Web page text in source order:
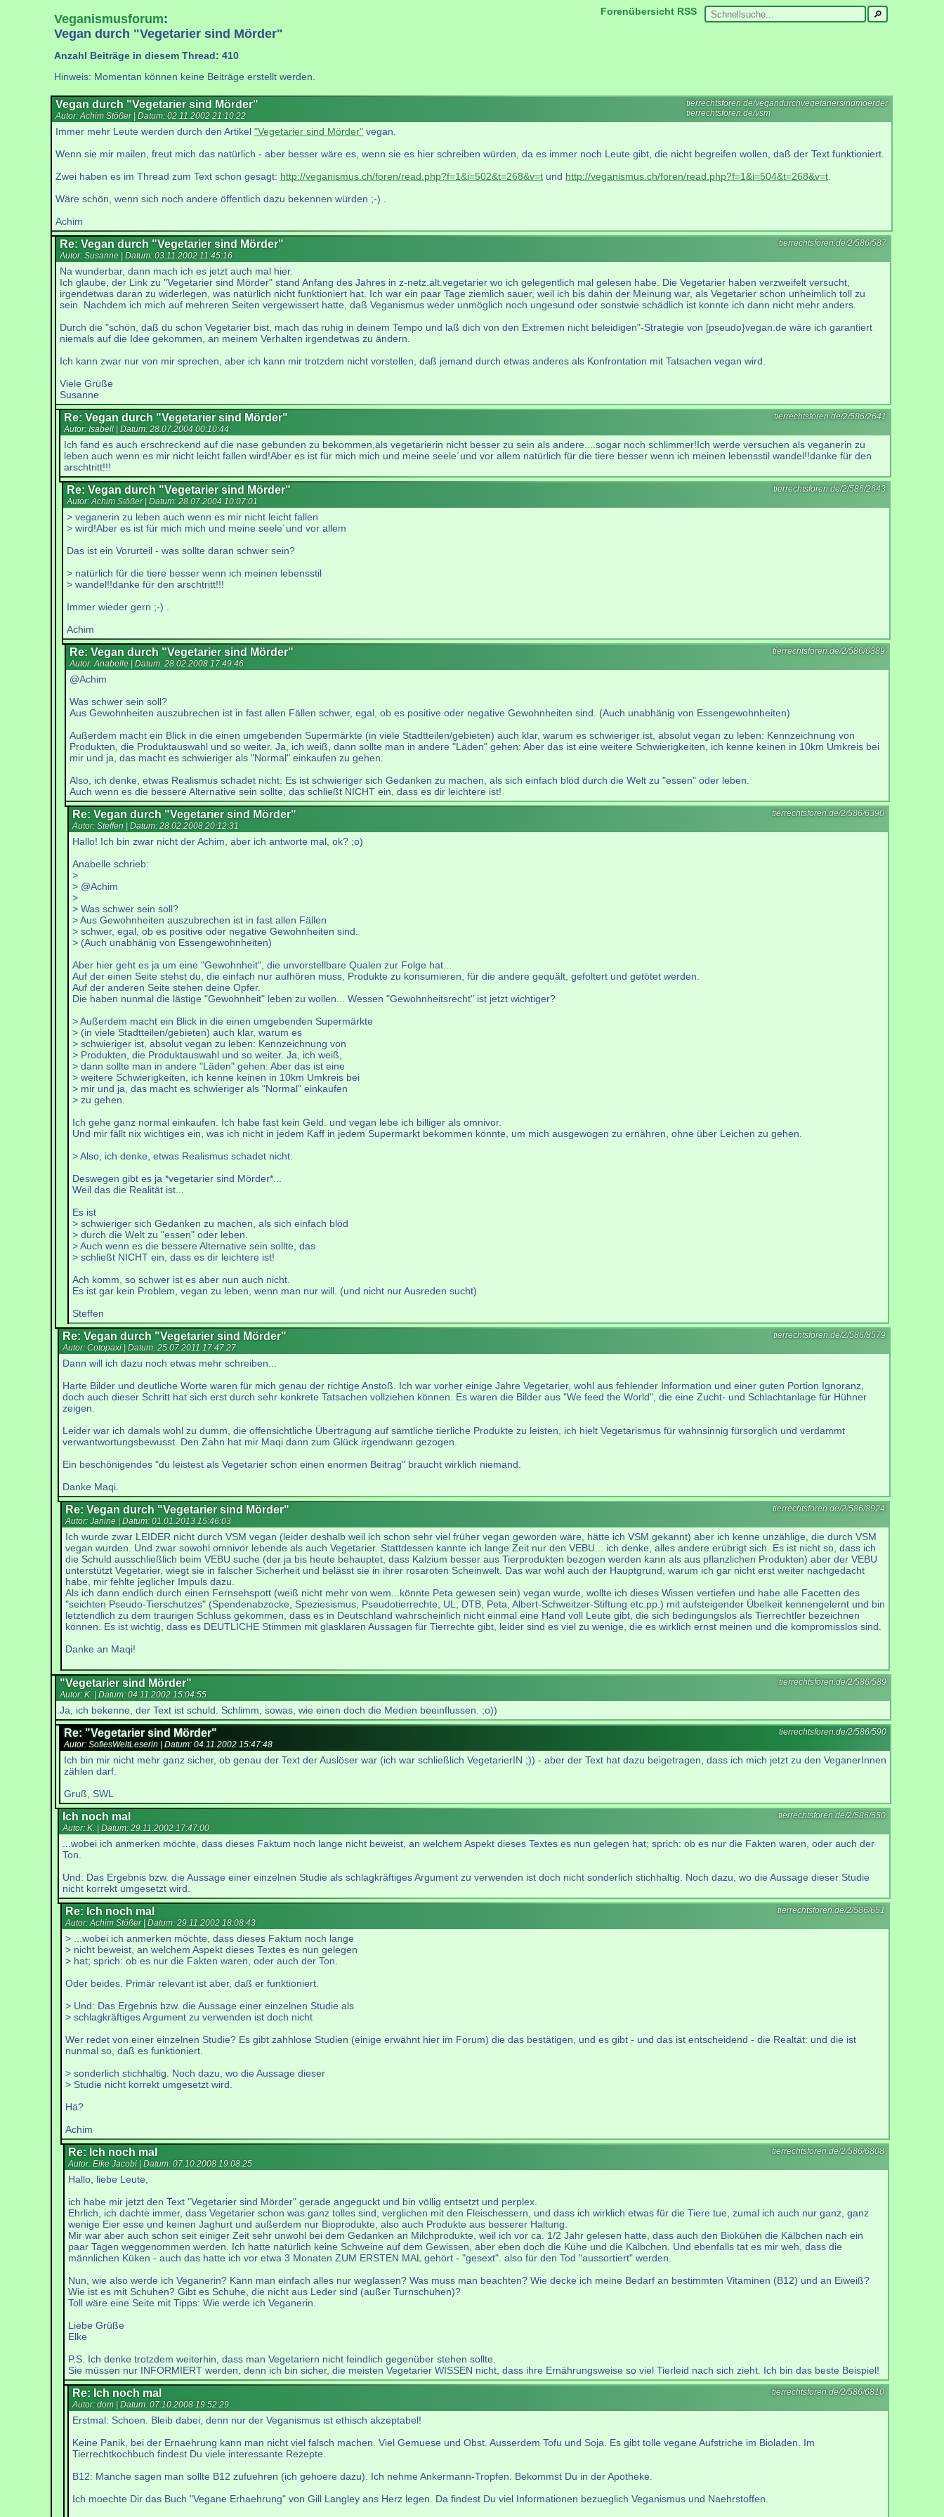
Forenübersicht RSS
Veganismusforum:
Vegan durch "Vegetarier sind Mörder"
Anzahl Beiträge in diesem Thread: 410
Hinweis: Momentan können keine Beiträge erstellt werden.
tierrechtsforen.de/vegandurchvegetariersindmoerder
tierrechtsforen.de/vsm
Vegan durch "Vegetarier sind Mörder"
Autor: Achim Stößer | Datum: 02.11.2002 21:10:22
Immer mehr Leute werden durch den Artikel "Vegetarier sind Mörder" vegan.
Wenn sie mir mailen, freut mich das natürlich - aber besser wäre es, wenn sie es hier schreiben würden, da es immer noch Leute gibt, die nicht begreifen wollen, daß der Text funktioniert.
Zwei haben es im Thread zum Text schon gesagt: http://veganismus.ch/foren/read.php?f=1&i=502&t=268&v=t und http://veganismus.ch/foren/read.php?f=1&i=504&t=268&v=t
Wäre schön, wenn sich noch andere öffentlich dazu bekennen würden ;-) .
Achim
tierrechtsforen.de/2/586/587
Re: Vegan durch "Vegetarier sind Mörder"
Autor: Susanne | Datum: 03.11.2002 11:45:16
Na wunderbar, dann mach ich es jetzt auch mal hier.
Ich glaube, der Link zu "Vegetarier sind Mörder" stand Anfang des Jahres in z-netz.alt.vegetarier wo ich gelegentlich mal gelesen habe. Die Vegetarier haben verzweifelt versucht,
irgendetwas daran zu widerlegen, was natürlich nicht funktioniert hat. Ich war ein paar Tage ziemlich sauer, weil ich bis dahin der Meinung war, als Vegetarier schon unheimlich toll zu
sein. Nachdem ich mich auf mehreren Seiten vergewissert hatte, daß Veganismus weder unmöglich noch ungesund oder sonstwie schädlich ist konnte ich dann nicht mehr anders.
Durch die "schön, daß du schon Vegetarier bist, mach das ruhig in deinem Tempo und laß dich von den Extremen nicht beleidigen"-Strategie von [pseudo}vegan.de wäre ich garantiert
niemals auf die Idee gekommen, an meinem Verhalten irgendetwas zu ändern.
Ich kann zwar nur von mir sprechen, aber ich kann mir trotzdem nicht vorstellen, daß jemand durch etwas anderes als Konfrontation mit Tatsachen vegan wird.
Viele Grüße
Susanne
tierrechtsforen.de/2/586/2641
Re: Vegan durch "Vegetarier sind Mörder"
Autor: Isabell | Datum: 28.07.2004 00:10:44
Ich fand es auch erschreckend auf die nase gebunden zu bekommen,als vegetarierin nicht besser zu sein als andere....sogar noch schlimmer!Ich werde versuchen als veganerin zu
leben auch wenn es mir nicht leicht fallen wird!Aber es ist für mich mich und meine seele´und vor allem natürlich für die tiere besser wenn ich meinen lebensstil wandel!!danke für den
arschtritt!!!
tierrechtsforen.de/2/586/2643
Re: Vegan durch "Vegetarier sind Mörder"
Autor: Achim Stößer | Datum: 28.07.2004 10:07:01
> veganerin zu leben auch wenn es mir nicht leicht fallen
> wird!Aber es ist für mich mich und meine seele´und vor allem
Das ist ein Vorurteil - was sollte daran schwer sein?
> natürlich für die tiere besser wenn ich meinen lebensstil
> wandel!!danke für den arschtritt!!!
Immer wieder gern ;-) .
Achim
tierrechtsforen.de/2/586/6389
Re: Vegan durch "Vegetarier sind Mörder"
Autor: Anabelle | Datum: 28.02.2008 17:49:46
@Achim
Was schwer sein soll?
Aus Gewohnheiten auszubrechen ist in fast allen Fällen schwer, egal, ob es positive oder negative Gewohnheiten sind. (Auch unabhänig von Essengewohnheiten)
Außerdem macht ein Blick in die einen umgebenden Supermärkte (in viele Stadtteilen/gebieten) auch klar, warum es schwieriger ist, absolut vegan zu leben: Kennzeichnung von
Produkten, die Produktauswahl und so weiter. Ja, ich weiß, dann sollte man in andere "Läden" gehen: Aber das ist eine weitere Schwierigkeiten, ich kenne keinen in 10km Umkreis bei
mir und ja, das macht es schwieriger als "Normal" einkaufen zu gehen.
Also, ich denke, etwas Realismus schadet nicht: Es ist schwieriger sich Gedanken zu machen, als sich einfach blöd durch die Welt zu "essen" oder leben.
Auch wenn es die bessere Alternative sein sollte, das schließt NICHT ein, dass es dir leichtere ist!
tierrechtsforen.de/2/586/6390
Re: Vegan durch "Vegetarier sind Mörder"
Autor: Steffen | Datum: 28.02.2008 20:12:31
Hallo! Ich bin zwar nicht der Achim, aber ich antworte mal, ok? ;o)
Anabelle schrieb:
>
> @Achim
>
> Was schwer sein soll?
> Aus Gewohnheiten auszubrechen ist in fast allen Fällen
> schwer, egal, ob es positive oder negative Gewohnheiten sind.
> (Auch unabhänig von Essengewohnheiten)
Aber hier geht es ja um eine "Gewohnheit", die unvorstellbare Qualen zur Folge hat...
Auf der einen Seite stehst du, die einfach nur aufhören muss, Produkte zu konsumieren, für die andere gequält, gefoltert und getötet werden.
Auf der anderen Seite stehen deine Opfer.
Die haben nunmal die lästige "Gewohnheit" leben zu wollen... Wessen "Gewohnheitsrecht" ist jetzt wichtiger?
> Außerdem macht ein Blick in die einen umgebenden Supermärkte
> (in viele Stadtteilen/gebieten) auch klar, warum es
> schwieriger ist, absolut vegan zu leben: Kennzeichnung von
> Produkten, die Produktauswahl und so weiter. Ja, ich weiß,
> dann sollte man in andere "Läden" gehen: Aber das ist eine
> weitere Schwierigkeiten, ich kenne keinen in 10km Umkreis bei
> mir und ja, das macht es schwieriger als "Normal" einkaufen
> zu gehen.
Ich gehe ganz normal einkaufen. Ich habe fast kein Geld. und vegan lebe ich billiger als omnivor.
Und mir fällt nix wichtiges ein, was ich nicht in jedem Kaff in jedem Supermarkt bekommen könnte, um mich ausgewogen zu ernähren, ohne über Leichen zu gehen.
> Also, ich denke, etwas Realismus schadet nicht:
Deswegen gibt es ja *vegetarier sind Mörder*...
Weil das die Realität ist...
Es ist
> schwieriger sich Gedanken zu machen, als sich einfach blöd
> durch die Welt zu "essen" oder leben.
> Auch wenn es die bessere Alternative sein sollte, das
> schließt NICHT ein, dass es dir leichtere ist!
Ach komm, so schwer ist es aber nun auch nicht.
Es ist gar kein Problem, vegan zu leben, wenn man nur will. (und nicht nur Ausreden sucht)
Steffen
tierrechtsforen.de/2/586/8579
Re: Vegan durch "Vegetarier sind Mörder"
Autor: Cotopaxi | Datum: 25.07.2011 17:47:27
Dann will ich dazu noch etwas mehr schreiben...
Harte Bilder und deutliche Worte waren für mich genau der richtige Anstoß. Ich war vorher einige Jahre Vegetarier, wohl aus fehlender Information und einer guten Portion Ignoranz,
doch auch dieser Schritt hat sich erst durch sehr konkrete Tatsachen vollziehen können. Es waren die Bilder aus "We feed the World", die eine Zucht- und Schlachtanlage für Hühner
zeigen.
Leider war ich damals wohl zu dumm, die offensichtliche Übertragung auf sämtliche tierliche Produkte zu leisten, ich hielt Vegetarismus für wahnsinnig fürsorglich und verdammt
verwantwortungsbewusst. Den Zahn hat mir Maqi dann zum Glück irgendwann gezogen.
Ein beschönigendes "du leistest als Vegetarier schon einen enormen Beitrag" braucht wirklich niemand.
Danke Maqi.
tierrechtsforen.de/2/586/8924
Re: Vegan durch "Vegetarier sind Mörder"
Autor: Janine | Datum: 01.01.2013 15:46:03
Ich wurde zwar LEIDER nicht durch VSM vegan (leider deshalb weil ich schon sehr viel früher vegan geworden wäre, hätte ich VSM gekannt) aber ich kenne unzählige, die durch VSM
vegan wurden. Und zwar sowohl omnivor lebende als auch Vegetarier. Stattdessen kannte ich lange Zeit nur den VEBU... ich denke, alles andere erübrigt sich. Es ist nicht so, dass ich
die Schuld ausschließlich beim VEBU suche (der ja bis heute behauptet, dass Kalzium besser aus Tierprodukten bezogen werden kann als aus pflanzlichen Produkten) aber der VEBU
unterstützt Vegetarier, wiegt sie in falscher Sicherheit und belässt sie in ihrer rosaroten Scheinwelt. Das war wohl auch der Hauptgrund, warum ich gar nicht erst weiter nachgedacht
habe, mir fehlte jeglicher Impuls dazu.
Als ich dann endlich durch einen Fernsehspott (weiß nicht mehr von wem...könnte Peta gewesen sein) vegan wurde, wollte ich dieses Wissen vertiefen und habe alle Facetten des
"seichten Pseudo-Tierschutzes" (Spendenabzocke, Speziesismus, Pseudotierrechte, UL, DTB, Peta, Albert-Schweitzer-Stiftung etc.pp.) mit aufsteigender Übelkeit kennengelernt und bin
letztendlich zu dem traurigen Schluss gekommen, dass es in Deutschland wahrscheinlich nicht einmal eine Hand voll Leute gibt, die sich bedingungslos als Tierrechtler bezeichnen
können. Es ist wichtig, dass es DEUTLICHE Stimmen mit glasklaren Aussagen für Tierrechte gibt, leider sind es viel zu wenige, die es wirklich ernst meinen und die kompromisslos sind.
Danke an Maqi!
tierrechtsforen.de/2/586/589
"Vegetarier sind Mörder"
Autor: K. | Datum: 04.11.2002 15:04:55
Ja, ich bekenne, der Text ist schuld. Schlimm, sowas, wie einen doch die Medien beeinflussen. ;o))
tierrechtsforen.de/2/586/590
Re: "Vegetarier sind Mörder"
Autor: SofiesWeltLeserin | Datum: 04.11.2002 15:47:48
Ich bin mir nicht mehr ganz sicher, ob genau der Text der Auslöser war (ich war schließlich VegetarierIN ;)) - aber der Text hat dazu beigetragen, dass ich mich jetzt zu den VeganerInnen
zählen darf.
Gruß, SWL
tierrechtsforen.de/2/586/650
Ich noch mal
Autor: K. | Datum: 29.11.2002 17:47:00
...wobei ich anmerken möchte, dass dieses Faktum noch lange nicht beweist, an welchem Aspekt dieses Textes es nun gelegen hat; sprich: ob es nur die Fakten waren, oder auch der
Ton.
Und: Das Ergebnis bzw. die Aussage einer einzelnen Studie als schlagkräftiges Argument zu verwenden ist doch nicht sonderlich stichhaltig. Noch dazu, wo die Aussage dieser Studie
nicht korrekt umgesetzt wird.
tierrechtsforen.de/2/586/651
Re: Ich noch mal
Autor: Achim Stößer | Datum: 29.11.2002 18:08:43
> ...wobei ich anmerken möchte, dass dieses Faktum noch lange
> nicht beweist, an welchem Aspekt dieses Textes es nun gelegen
> hat; sprich: ob es nur die Fakten waren, oder auch der Ton.
Oder beides. Primär relevant ist aber, daß er funktioniert.
> Und: Das Ergebnis bzw. die Aussage einer einzelnen Studie als
> schlagkräftiges Argument zu verwenden ist doch nicht
Wer redet von einer einzelnen Studie? Es gibt zahhlose Studien (einige erwähnt hier im Forum) die das bestätigen, und es gibt - und das ist entscheidend - die Realtät: und die ist
nunmal so, daß es funktioniert.
> sonderlich stichhaltig. Noch dazu, wo die Aussage dieser
> Studie nicht korrekt umgesetzt wird.
Hä?
Achim
tierrechtsforen.de/2/586/6808
Re: Ich noch mal
Autor: Elke Jacobi | Datum: 07.10.2008 19:08:25
Hallo, liebe Leute,
ich habe mir jetzt den Text "Vegetarier sind Mörder" gerade angeguckt und bin völlig entsetzt und perplex.
Ehrlich, ich dachte immer, dass Vegetarier schon was ganz tolles sind, verglichen mit den Fleischessern, und dass ich wirklich etwas für die Tiere tue, zumal ich auch nur ganz, ganz
wenige Eier esse und keinen Jaghurt und außerdem nur Bioprodukte, also auch Produkte aus besserer Haltung.
Mir war aber auch schon seit einiger Zeit sehr unwohl bei dem Gedanken an Milchprodukte, weil ich vor ca. 1/2 Jahr gelesen hatte, dass auch den Biokühen die Kälbchen nach ein
paar Tagen weggenommen werden. Ich hatte natürlich keine Schweine auf dem Gewissen, aber eben doch die Kühe und die Kälbchen. Und ebenfalls tat es mir weh, dass die
männlichen Küken - auch das hatte ich vor etwa 3 Monaten ZUM ERSTEN MAL gehört - "gesext". also für den Tod "aussortiert" werden.
Nun, wie also werde ich Veganerin? Kann man einfach alles nur weglassen? Was muss man beachten? Wie decke ich meine Bedarf an bestimmten Vitaminen (B12) und an Eiweiß?
Wie ist es mit Schuhen? Gibt es Schuhe, die nicht aus Leder sind (außer Turnschuhen)?
Toll wäre eine Seite mit Tipps: Wie werde ich Veganerin.
Liebe Grüße
Elke
P.S. Ich denke trotzdem weiterhin, dass man Vegetariern nicht feindlich gegenüber stehen sollte.
Sie müssen nur INFORMIERT werden, denn ich bin sicher, die meisten Vegetarier WISSEN nicht, dass ihre Ernährungsweise so viel Tierleid nach sich zieht. Ich bin das beste Beispiel!
tierrechtsforen.de/2/586/6810
Re: Ich noch mal
Autor: dom | Datum: 07.10.2008 19:52:29
Erstmal: Schoen. Bleib dabei, denn nur der Veganismus ist ethisch akzeptabel!
Keine Panik, bei der Ernaehrung kann man nicht viel falsch machen. Viel Gemuese und Obst. Ausserdem Tofu und Soja. Es gibt tolle vegane Aufstriche im Bioladen. Im
Tierrechtkochbuch findest Du viele interessante Rezepte.
B12: Manche sagen man sollte B12 zufuehren (ich gehoere dazu). Ich nehme Ankermann-Tropfen. Bekommst Du in der Apotheke.
Ich moechte Dir das Buch "Vegane Erhaehrung" von Gill Langley ans Herz legen. Da findest Du viel Informationen bezueglich Veganismus und Naehrstoffen.